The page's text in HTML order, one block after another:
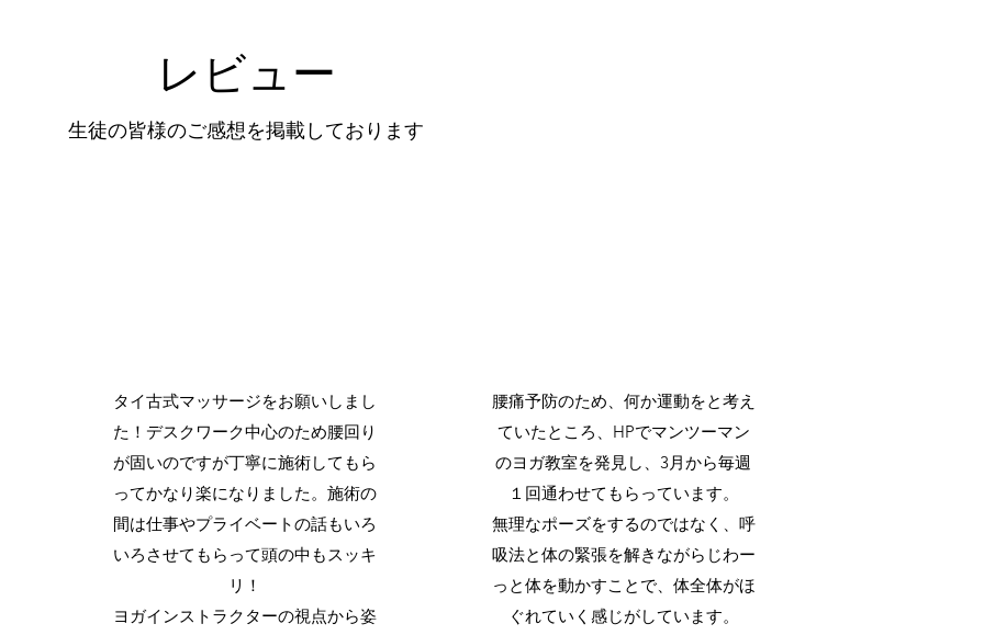
レビュー
生徒の皆様のご感想を掲載しております
タイ古式マッサージをお願いしまし
た！デスクワーク中心のため腰回り
が固いのですが丁寧に施術してもら
ってかなり楽になりました。施術の
間は仕事やプライベートの話もいろ
いろさせてもらって頭の中もスッキ
リ！
ヨガインストラクターの視点から姿
腰痛予防のため、何か運動をと考え
ていたところ、HPでマンツーマン
のヨガ教室を発見し、3月から毎週
１回通わせてもらっています。
無理なポーズをするのではなく、呼
吸法と体の緊張を解きながらじわー
っと体を動かすことで、体全体がほ
ぐれていく感じがしています。